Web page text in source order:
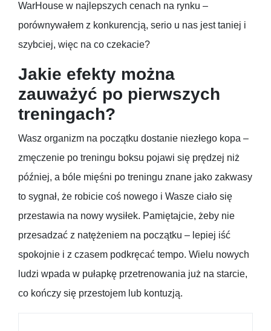
WarHouse w najlepszych cenach na rynku –
porównywałem z konkurencją, serio u nas jest taniej i
szybciej, więc na co czekacie?
Jakie efekty można
zauważyć po pierwszych
treningach?
Wasz organizm na początku dostanie niezłego kopa –
zmęczenie po treningu boksu pojawi się prędzej niż
później, a bóle mięśni po treningu znane jako zakwasy
to sygnał, że robicie coś nowego i Wasze ciało się
przestawia na nowy wysiłek. Pamiętajcie, żeby nie
przesadzać z natężeniem na początku – lepiej iść
spokojnie i z czasem podkręcać tempo. Wielu nowych
ludzi wpada w pułapkę przetrenowania już na starcie,
co kończy się przestojem lub kontuzją.